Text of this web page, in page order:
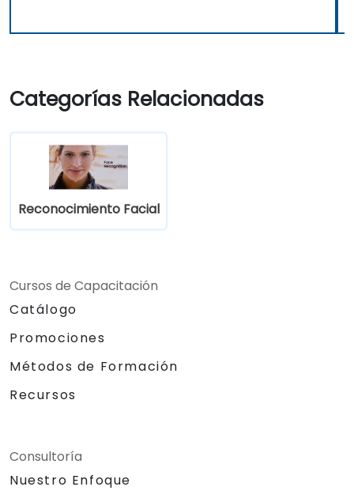
Categorías Relacionadas
Reconocimiento Facial
Cursos de Capacitación
Catálogo
Promociones
Métodos de Formación
Recursos
Consultoría
Nuestro Enfoque